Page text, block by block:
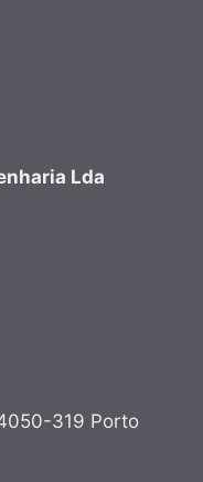
Lda
319 Porto